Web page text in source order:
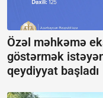
Özəl məhkəmə
göstərmək
qeydiyyat başladı